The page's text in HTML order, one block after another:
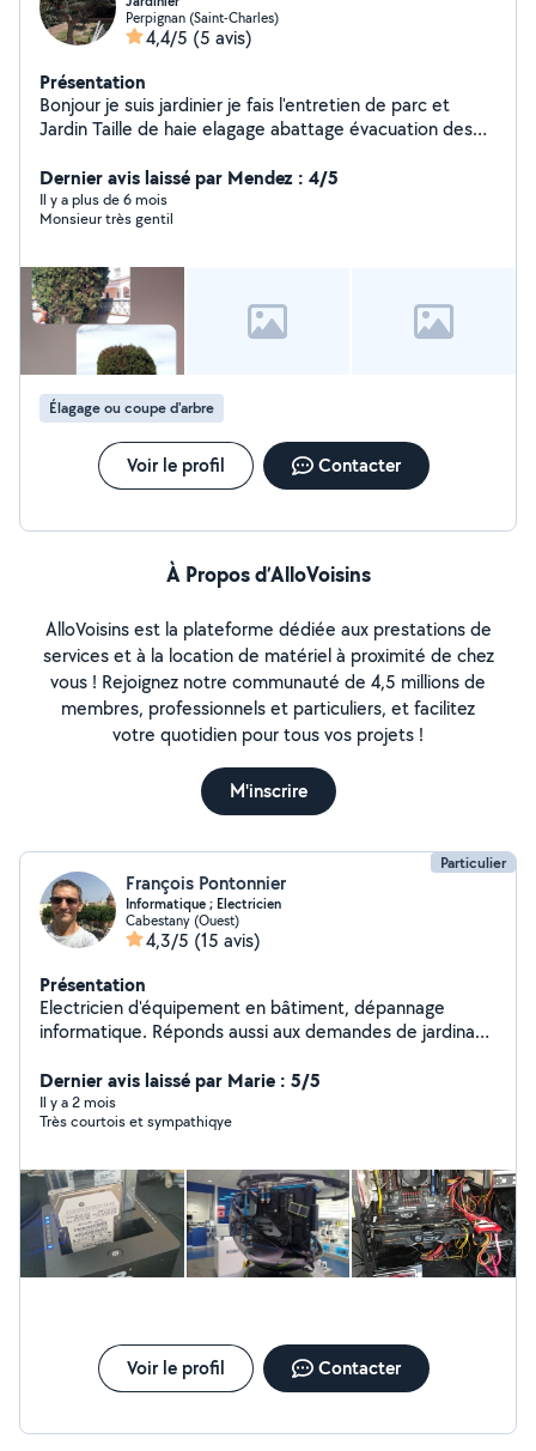
Perpignan (Saint-Charles)
4,4/5 (5 avis)
Présentation
Bonjour je suis jardinier je fais l'entretien de parc et
Jardin Taille de haie elagage abattage évacuation des
Dernier avis laissé par Mendez : 4/5
Il y a plus de 6 mois
Monsieur très gentil
Élagage ou coupe d'arbre
Voir le profil Contacter
À Propos d’AlloVoisins
AlloVoisins est la plateforme dédiée aux prestations de
services et à la location de matériel à proximité de chez
vous ! Rejoignez notre communauté de 4,5 millions de
membres, professionnels et particuliers, et facilitez
votre quotidien pour tous vos projets !
M'inscrire
Particulier
François Pontonnier
Informatique ; Electricien
Cabestany (Ouest)
4,3/5 (15 avis)
Présentation
Electricien d'équipement en bâtiment, dépannage
informatique. Réponds aussi aux demandes de jardinage
Dernier avis laissé par Marie : 5/5
Il y a 2 mois
Très courtois et sympathiqye
Voir le profil Contacter